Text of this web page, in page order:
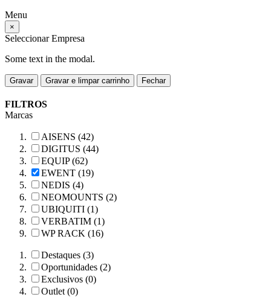
Menu
×
Seleccionar Empresa
Some text in the modal.
Gravar Gravar e limpar carrinho Fechar
FILTROS
Marcas
AISENS (42)
DIGITUS (44)
EQUIP (62)
EWENT (19)
NEDIS (4)
NEOMOUNTS (2)
UBIQUITI (1)
VERBATIM (1)
WP RACK (16)
Destaques (3)
Oportunidades (2)
Exclusivos (0)
Outlet (0)